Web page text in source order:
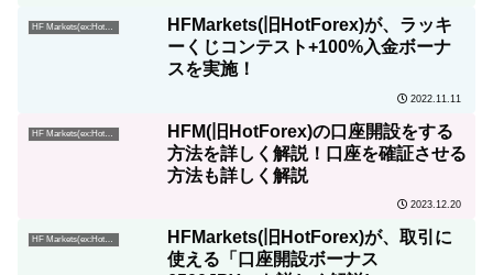
HF Markets(ex:HotForex)
HFMarkets(旧HotForex)が、ラッキ
ーくじコンテスト+100%入金ボーナ
スを実施！
2022.11.11
HF Markets(ex:HotForex)
HFM(旧HotForex)の口座開設をする
方法を詳しく解説！口座を確証させる
方法も詳しく解説
2023.12.20
HF Markets(ex:HotForex)
HFMarkets(旧HotForex)が、取引に
使える「口座開設ボーナス